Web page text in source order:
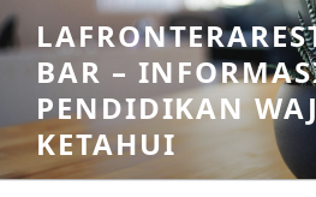
Skip
to
contentBAR –
PENDIDIKAN
KETAHUI